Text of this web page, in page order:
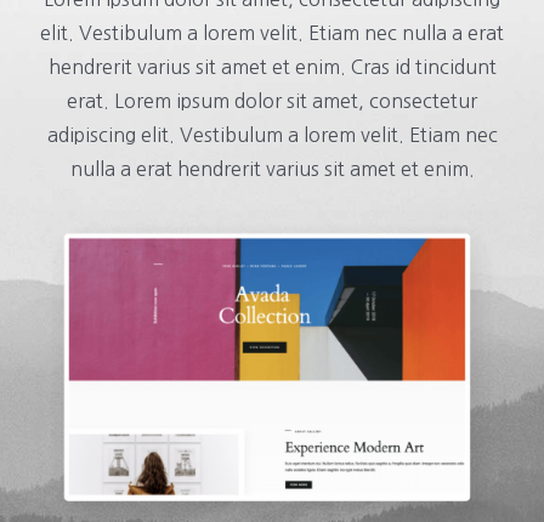
elit. Vestibulum a lorem velit. Etiam nec nulla a erat
hendrerit varius sit amet et enim. Cras id tincidunt
erat. Lorem ipsum dolor sit amet, consectetur
adipiscing elit. Vestibulum a lorem velit. Etiam nec
nulla a erat hendrerit varius sit amet et enim.